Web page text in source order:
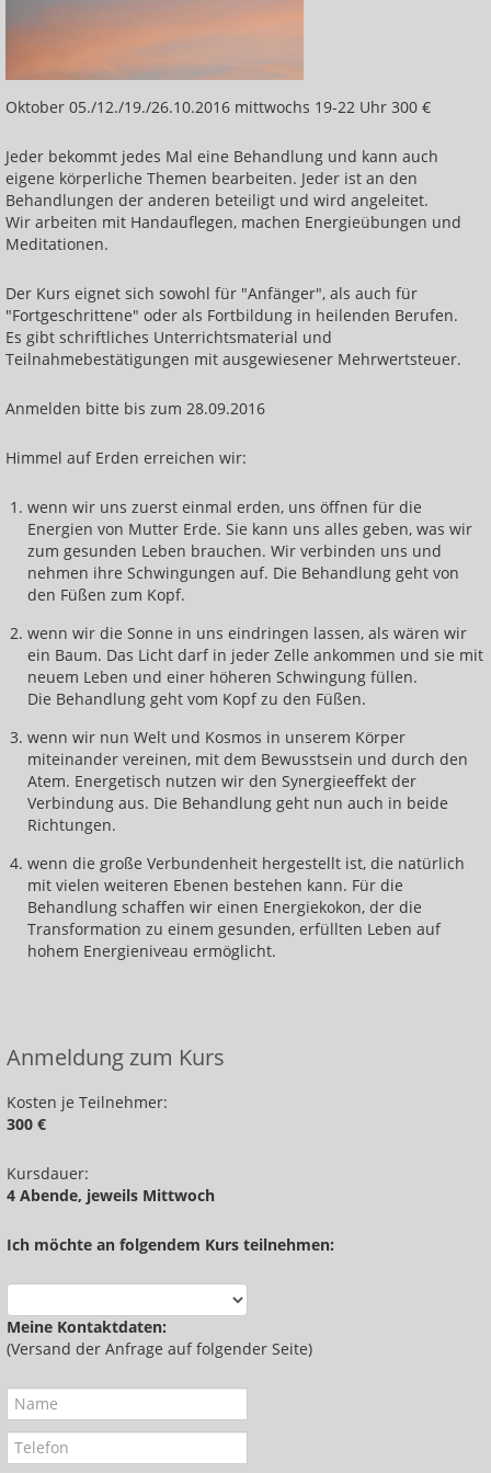
Heilen der inneren Organe
Heilen von Knochen, Rücken und Gelenken
Heilen über das Nervensystem
Heilen mit dem indianischen Medizinrad
Reisen zum inneren Heiler
Der energetische Umgang mit Viren
Heilen mit den Engergien der Krafttiere
Heilen mit den Farben der Chakren
Energieanwendung bei Krebstumoren
Alte Strukturen auflösen
Räume für neues Öffnen
Möglichkeiten wahr werden lassen
Heilen mit den Farbschwingungen des
Regenbogens
Energietraining für Männer mit Prostata
Venusprojekt - Schlüsselanhänger
Sternenbahnen
Broschen
Halsschmuck
Ringe und Armreifen
Oktober 05./12./19./26.10.2016 mittwochs 19-22 Uhr 300 €
Jeder bekommt jedes Mal eine Behandlung und kann auch
eigene körperliche Themen bearbeiten. Jeder ist an den
Behandlungen der anderen beteiligt und wird angeleitet.
Wir arbeiten mit Handauflegen, machen Energieübungen und
Meditationen.
Der Kurs eignet sich sowohl für "Anfänger", als auch für
"Fortgeschrittene" oder als Fortbildung in heilenden Berufen.
Es gibt schriftliches Unterrichtsmaterial und
Teilnahmebestätigungen mit ausgewiesener Mehrwertsteuer.
Anmelden bitte bis zum 28.09.2016
Himmel auf Erden erreichen wir:
wenn wir uns zuerst einmal erden, uns öffnen für die
Energien von Mutter Erde. Sie kann uns alles geben, was wir
zum gesunden Leben brauchen. Wir verbinden uns und
nehmen ihre Schwingungen auf. Die Behandlung geht von
den Füßen zum Kopf.
wenn wir die Sonne in uns eindringen lassen, als wären wir
ein Baum. Das Licht darf in jeder Zelle ankommen und sie mit
neuem Leben und einer höheren Schwingung füllen.
Die Behandlung geht vom Kopf zu den Füßen.
wenn wir nun Welt und Kosmos in unserem Körper
miteinander vereinen, mit dem Bewusstsein und durch den
Atem. Energetisch nutzen wir den Synergieeffekt der
Verbindung aus. Die Behandlung geht nun auch in beide
Richtungen.
wenn die große Verbundenheit hergestellt ist, die natürlich
mit vielen weiteren Ebenen bestehen kann. Für die
Behandlung schaffen wir einen Energiekokon, der die
Transformation zu einem gesunden, erfüllten Leben auf
hohem Energieniveau ermöglicht.
Anmeldung zum Kurs
Kosten je Teilnehmer:
300 €
Kursdauer:
4 Abende, jeweils Mittwoch
Ich möchte an folgendem Kurs teilnehmen:
Meine Kontaktdaten:
(Versand der Anfrage auf folgender Seite)